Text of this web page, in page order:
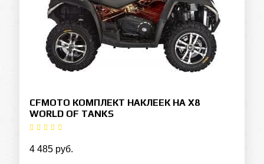
CFMOTO КОМПЛЕКТ НАКЛЕЕК НА X8
WORLD OF TANKS
4 485 руб.